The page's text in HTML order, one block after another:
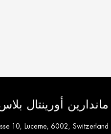
ماندارين أورينتال
10, Lucerne, 6002, Switzerland